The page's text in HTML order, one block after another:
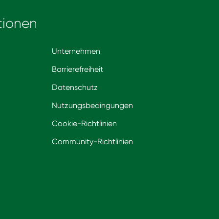
Unternehmen
Barrierefreiheit
Datenschutz
Nutzungsbedingungen
Cookie-Richtlinien
Community-Richtlinien